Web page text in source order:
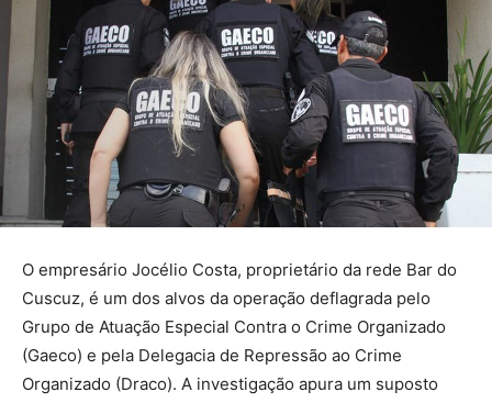
O empresário Jocélio Costa, proprietário da rede Bar do
Cuscuz, é um dos alvos da operação deflagrada pelo
Grupo de Atuação Especial Contra o Crime Organizado
(Gaeco) e pela Delegacia de Repressão ao Crime
Organizado (Draco). A investigação apura um suposto